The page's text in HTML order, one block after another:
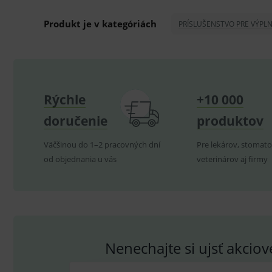
Produkt je v kategóriách PRÍSLUŠENSTVO PRE
Rýchle
doručenie
Väčšinou do 1–2 pracovných dní
od objednania u vás
+10 000
produktov
Pre lekárov,
veterinárov aj firmy
Nenechajte si ujsť
CookieScriptConsent
Název
_gat_UA-
193359858-4
_ga
_ga_GXRFBLV37P
_gcl_au
IDE